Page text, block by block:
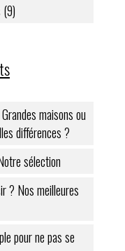
maisons ou
différences ?
sélection
? Nos meilleures
pour ne pas se